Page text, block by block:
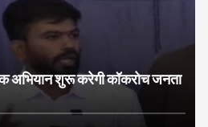
अभियान शुरू करेगी कॉकरोच जनता